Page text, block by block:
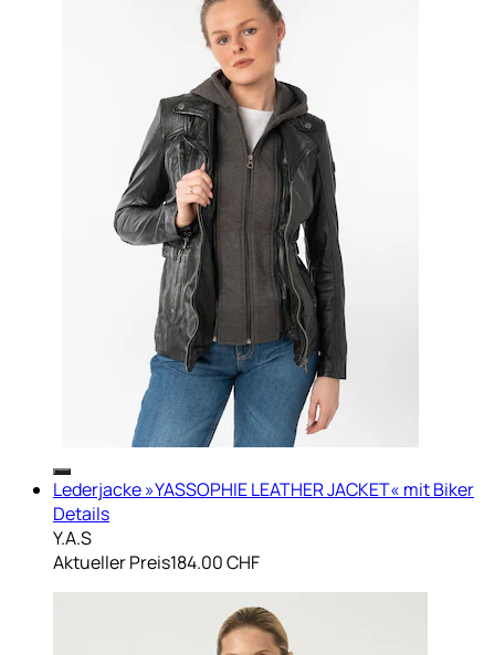
Lederjacke »YASSOPHIE LEATHER JACKET« mit Biker
Details
Y.A.S
Aktueller Preis184.00 CHF